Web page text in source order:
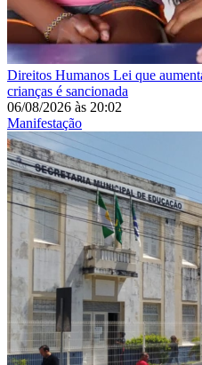
Direitos Humanos Lei que
crianças é sancionada
06/08/2026 às 20:02
Manifestação